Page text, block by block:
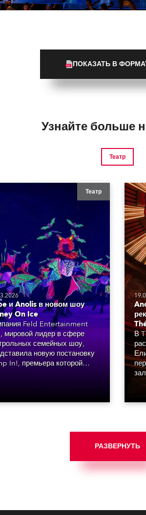
ПОКАЗАТЬ В
Узнайте больше
Театр
Театр
и Anolis в новом шоу
On Ice
Feld Entertainment
мировой лидер в сфере
семейных шоу,
новую постановку
In!, премьера которой
В
РАЗВЕРНУТЬ